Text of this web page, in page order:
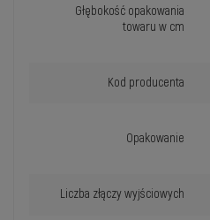
Głębokość opakowania
towaru w cm
Kod producenta
Opakowanie
Liczba złączy wyjściowych